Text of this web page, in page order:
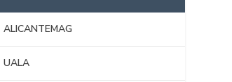
ALICANTEMAG
UALA